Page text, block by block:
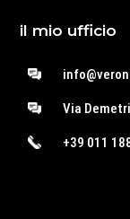
il mio ufficio
Via
+39 011